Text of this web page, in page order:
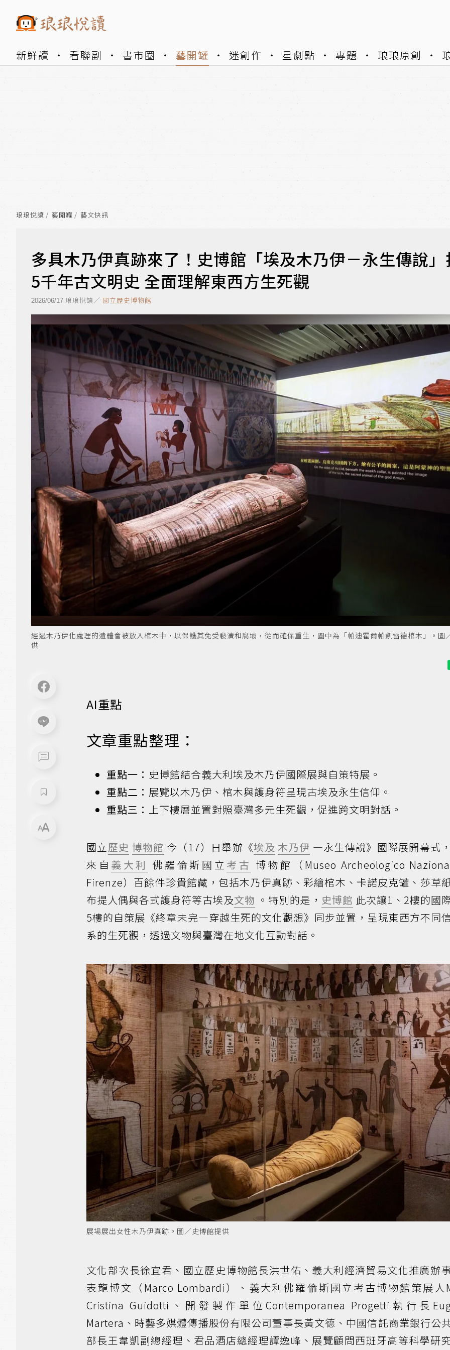
新鮮讀 看聯副 書市圈 藝開罐 迷創作 星劇點 專題 琅琅原創
琅琅悅讀 藝開罐 藝文快訊
多具木乃伊真跡來了！史博館「埃及木乃伊－永生傳說
5千年古文明史 全面理解東西方生死觀
2026/06/17 琅琅悅讀／ 國立歷史博物館
經過木乃伊化處理的遺體會被放入棺木中，以保護其免受褻瀆和腐壞，從而確保重生，圖中為「帕迪霍爾帕凱雷德棺木」。圖
供
AI重點
文章重點整理：
重點一： 史博館結合義大利埃及木乃伊國際展與自策特展。
重點二： 展覽以木乃伊、棺木與護身符呈現古埃及永生信仰。
重點三：
上下樓層並置對照臺灣多元生死觀，促進跨文明對話。
國立歷史 博物館 今（17）日舉辦《埃及 木乃伊 —永生傳說》國際展開幕式
來自 義大利 佛羅倫斯國立 考古 博物館（Museo Archeologico
Firenze）百餘件珍貴館藏，包括木乃伊真跡、彩繪棺木、卡諾皮克罐、莎草
布提人偶與各式護身符等古埃及文物 。特別的是， 史博館 此次讓1、2樓的國
5樓的自策展《終章未完—穿越生死的文化觀想》同步並置，呈現東西方不同
系的生死觀，透過文物與臺灣在地文化互動對話。
展場展出女性木乃伊真跡。圖／史博館提供
文化部次長徐宜君、國立歷史博物館長洪世佑、義大利經濟貿易文化推廣辦
表龍博文（Marco Lombardi）、義大利佛羅倫斯國立考古博物館策展人
Cristina Guidotti、開發製作單位Contemporanea Progetti執行長
Martera、時藝多媒體傳播股份有限公司董事長黃文德、中國信託商業銀行公
部長王韋凱副總經理、君品酒店總經理譚逸峰、展覽顧問西班牙高等科學研